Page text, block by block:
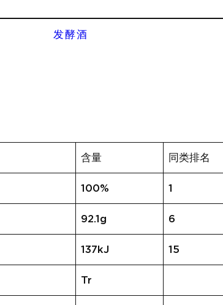
发酵酒
含量 同类排名
100% 1
92.1g 6
137kJ 15
Tr